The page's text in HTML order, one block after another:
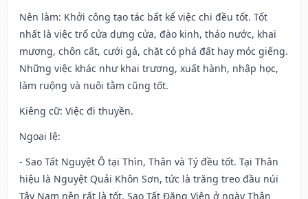
Nên làm: Khởi công tạo tác bất kể việc chi đều tốt. Tốt
nhất là việc trổ cửa dựng cửa, đào kinh, tháo nước, khai
mương, chôn cất, cưới gả, chặt cỏ phá đất hay móc giếng.
Những việc khác như khai trương, xuất hành, nhập học,
làm ruộng và nuôi tằm cũng tốt.
Kiêng cữ: Việc đi thuyền.
Ngoại lệ:
- Sao Tất Nguyệt Ô tại Thìn, Thân và Tý đều tốt. Tại Thân
hiệu là Nguyệt Quải Khôn Sơn, tức là trăng treo đầu núi
Tây Nam nên rất là tốt. Sao Tất Đăng Viên ở ngày Thân